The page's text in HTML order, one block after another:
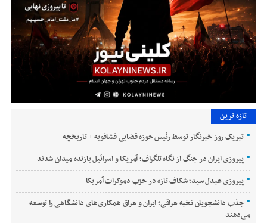
تازه ترین
تبریک روز خبرنگار توسط رئیس حوزه قضایی فشافویه + تاریخچه
پیروزی ایران در جنگ از نگاه تلگراف؛ آمریکا و اسرائیل بازنده میدان شدند
پیروزی عبدل سید؛ شکاف تازه در حزب دموکرات آمریکا
جذب دانشجویان نخبه عراقی؛ ایران و عراق همکاری‌های دانشگاهی را توسعه
می‌دهند